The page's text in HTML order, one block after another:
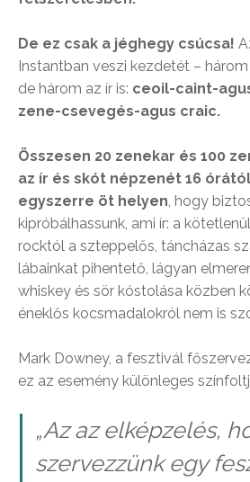
De ez csak a jéghegy csúcsa!
Instantban veszi kezdetét –
de három az ír is: ceoil-caint-
zene-csevegés-agus craic.
Összesen 20 zenekar és 100
az ír és skót népzenét 16
egyszerre öt helyen, hogy
kipróbálhassunk, ami ír: a
rocktól a szteppelős, táncházas
lábainkat pihentető, lágyan
whiskey és sör kóstolása közben
éneklős kocsmadalokról nem is
Mark Downey, a fesztivál
ez az esemény különleges
„Az az elképzelés,
szervezzünk egy